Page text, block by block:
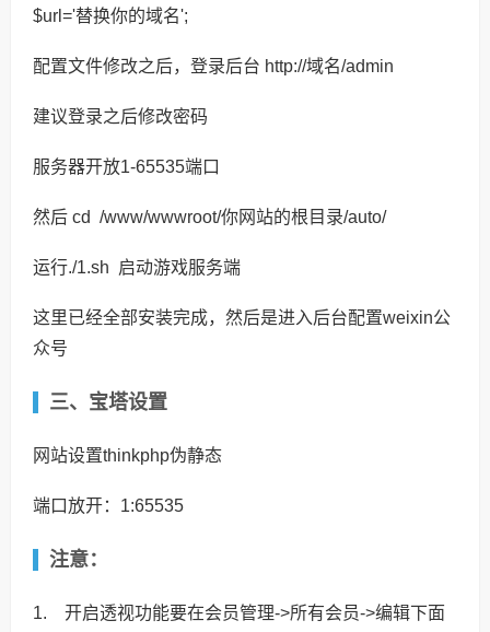
$url='替换你的域名';
配置文件修改之后，登录后台 http://域名/admin
建议登录之后修改密码
服务器开放1-65535端口
然后 cd /www/wwwroot/你网站的根目录/auto/
运行./1.sh 启动游戏服务端
这里已经全部安装完成，然后是进入后台配置weixin公
众号
三、宝塔设置
网站设置thinkphp伪静态
端口放开：1:65535
注意：
1. 开启透视功能要在会员管理->所有会员->编辑下面